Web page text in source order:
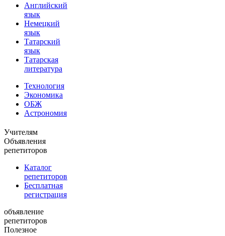
Английский
язык
Немецкий
язык
Татарский
язык
Татарская
литература
Технология
Экономика
ОБЖ
Астрономия
Учителям
Объявления
репетиторов
Каталог
репетиторов
Бесплатная
регистрация
объявление
репетиторов
Полезное